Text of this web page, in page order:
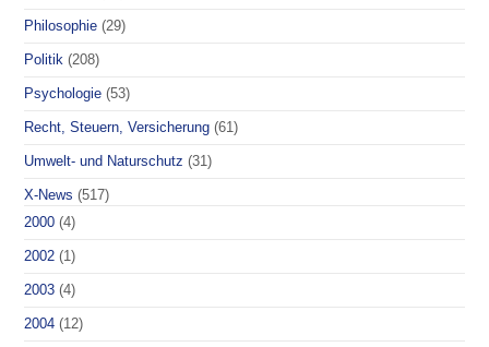
Philosophie (29)
Politik (208)
Psychologie (53)
Recht, Steuern, Versicherung (61)
Umwelt- und Naturschutz (31)
X-News (517)
2000 (4)
2002 (1)
2003 (4)
2004 (12)